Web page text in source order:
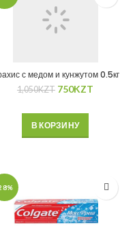
с медом и кунжутом 0.5кг
1,050KZT 750KZT
В КОРЗИНУ